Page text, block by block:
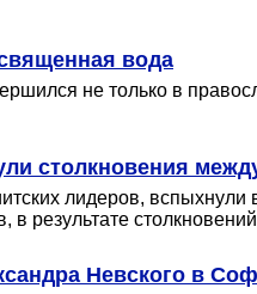
вода
не только в
столкновения
лидеров,
результате
Невского в